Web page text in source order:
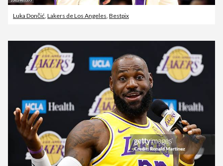
Luka Dončić Lakers de Los Angeles Bestpix